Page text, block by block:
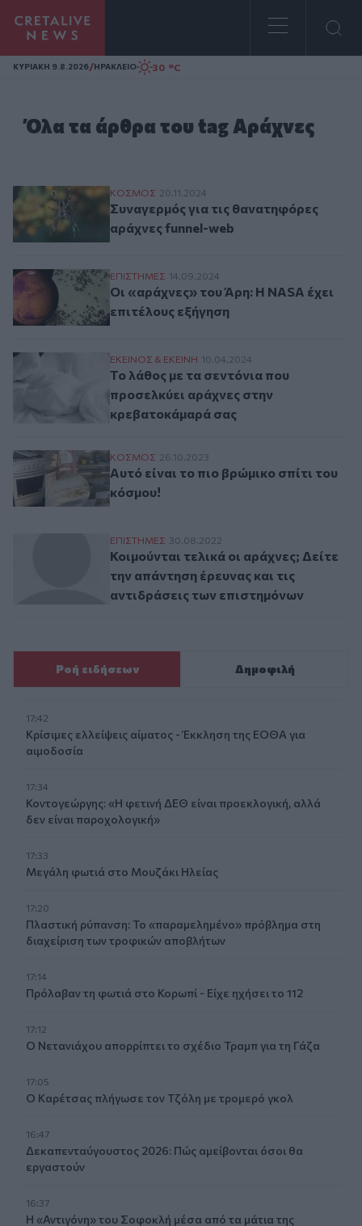
Homepage
ΚΥΡΙΑΚΗ 9.8.2026/ΗΡΑΚΛΕΙΟ 30 °C
Όλα τα άρθρα του tag Αράχνες
Συναγερμός για τις θανατηφόρες
ΚΟΣΜΟΣ 20.11.2024
Συναγερμός για τις θανατηφόρες
αράχνες funnel-web
Οι «αράχνες» του Άρη: Η NASA έχει
ΕΠΙΣΤΗΜΕΣ 14.09.2024
Οι «αράχνες» του Άρη: Η NASA έχει
επιτέλους εξήγηση
Το λάθος με τα σεντόνια που
ΕΚΕΙΝΟΣ & ΕΚΕΙΝΗ 10.04.2024
Το λάθος με τα σεντόνια που
προσελκύει αράχνες στην
κρεβατοκάμαρά σας
Αυτό είναι το πιο βρώμικο σπίτι του
ΚΟΣΜΟΣ 26.10.2023
Αυτό είναι το πιο βρώμικο σπίτι του
κόσμου!
Κοιμούνται τελικά οι αράχνες; Δείτε την
ΕΠΙΣΤΗΜΕΣ 30.08.2022
Κοιμούνται τελικά οι αράχνες; Δείτε
την απάντηση έρευνας και τις
αντιδράσεις των επιστημόνων
Ροή ειδήσεων Δημοφιλή
17:42
Κρίσιμες ελλείψεις αίματος - Έκκληση της ΕΟΘΑ για
αιμοδοσία
17:34
Κοντογεώργης: «Η φετινή ΔΕΘ είναι προεκλογική, αλλά
δεν είναι παροχολογική»
17:33
Μεγάλη φωτιά στο Μουζάκι Ηλείας
17:20
Πλαστική ρύπανση: Το «παραμελημένο» πρόβλημα στη
διαχείριση των τροφικών αποβλήτων
17:14
Πρόλαβαν τη φωτιά στο Κορωπί - Είχε ηχήσει το 112
17:12
Ο Νετανιάχου απορρίπτει το σχέδιο Τραμπ για τη Γάζα
17:05
Ο Καρέτσας πλήγωσε τον Τζόλη με τρομερό γκολ
16:47
Δεκαπενταύγουστος 2026: Πώς αμείβονται όσοι θα
εργαστούν
16:37
Η «Αντιγόνη» του Σοφοκλή μέσα από τα μάτια της